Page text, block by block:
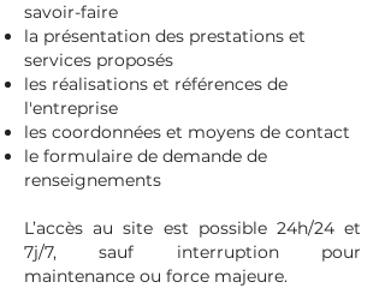
savoir-faire
la présentation des prestations et
services proposés
les réalisations et références de
l'entreprise
les coordonnées et moyens de contact
le formulaire de demande de
renseignements
L’accès au site est possible 24h/24 et
7j/7, sauf interruption pour
maintenance ou force majeure.